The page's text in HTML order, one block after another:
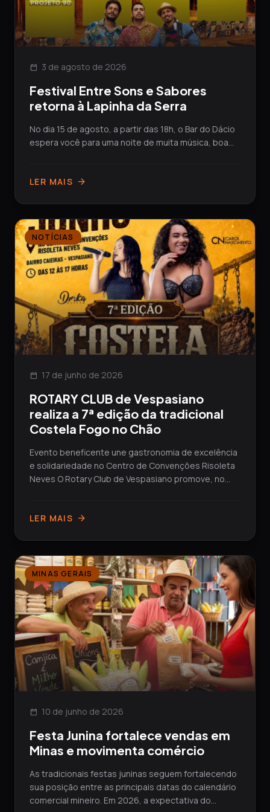
calendar_today 3 de agosto de 2026
Festival Entre Sons e Sabores
retorna à Lapinha da Serra
No dia 15 de agosto, a partir das 18h, o Bar do Dácio
espera você para uma noite de muita música, boa...
LER MAIS arrow_forward
NOTÍCIAS
calendar_today 17 de junho de 2026
ROTARY CLUB de Vespasiano
realiza a 7ª edição da tradicional
Costela Fogo no Chão
Evento beneficente une gastronomia de excelência
e solidariedade no Centro de Convenções Risoleta
Neves O Rotary Club de Vespasiano promove, no
LER MAIS arrow_forward
MINAS GERAIS
calendar_today 10 de junho de 2026
Festa Junina fortalece vendas em
Minas e movimenta comércio
As tradicionais festas juninas seguem fortalecendo
sua posição entre as principais datas do calendário
comercial mineiro. Em 2026, a expectativa do